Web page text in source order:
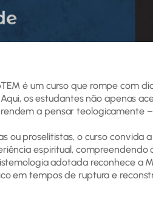
é um curso que rompe com
os estudantes não apenas
a pensar teologicamente
ou proselitistas, o curso convida
espiritual, compreendendo
adotada reconhece a
em tempos de ruptura e